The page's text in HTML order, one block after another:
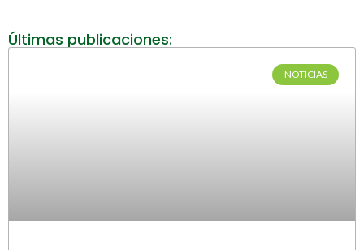
Últimas publicaciones:
NOTICIAS